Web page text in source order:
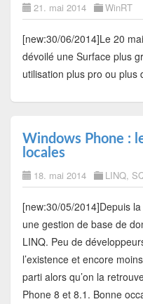
21. mai 2014 WinRT
[new:30/06/2014]Le 20
dévoilé une Surface plus
utilisation plus pro ou plus
Windows Phone :
locales
18. mai 2014 LINQ,
[new:30/05/2014]Depuis
une gestion de base de
LINQ. Peu de
l’existence et encore
parti alors qu’on la
Phone 8 et 8.1. Bonne